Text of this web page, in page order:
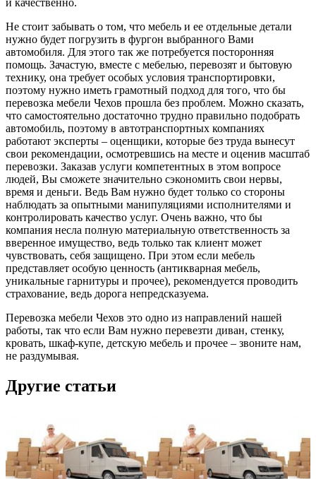
и качественно.
Не стоит забывать о том, что мебель и ее отдельные детали
нужно будет погрузить в фургон выбранного Вами
автомобиля. Для этого так же потребуется посторонняя
помощь. Зачастую, вместе с мебелью, перевозят и бытовую
технику, она требует особых условия транспортировки,
поэтому нужно иметь грамотный подход для того, что бы
перевозка мебели Чехов прошла без проблем. Можно сказать,
что самостоятельно достаточно трудно правильно подобрать
автомобиль, поэтому в автотранспортных компаниях
работают эксперты – оценщики, которые без труда вынесут
свои рекомендации, осмотревшись на месте и оценив масштаб
перевозки. Заказав услуги компетентных в этом вопросе
людей, Вы сможете значительно сэкономить свои нервы,
время и деньги. Ведь Вам нужно будет только со стороны
наблюдать за опытными манипуляциями исполнителями и
контролировать качество услуг. Очень важно, что бы
компания несла полную материальную ответственность за
вверенное имущество, ведь только так клиент может
чувствовать, себя защищено. При этом если мебель
представляет особую ценность (антикварная мебель,
уникальные гарнитуры и прочее), рекомендуется проводить
страхование, ведь дорога непредсказуема.
Перевозка мебели Чехов это одно из направлений нашей
работы, так что если Вам нужно перевезти диван, стенку,
кровать, шкаф-купе, детскую мебель и прочее – звоните нам,
не раздумывая.
Другие статьи